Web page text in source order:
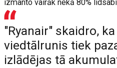
izmanto vairāk nekā 80%
"Ryanair" skaidro,
viedtālrunis tiek
izlādējas tā